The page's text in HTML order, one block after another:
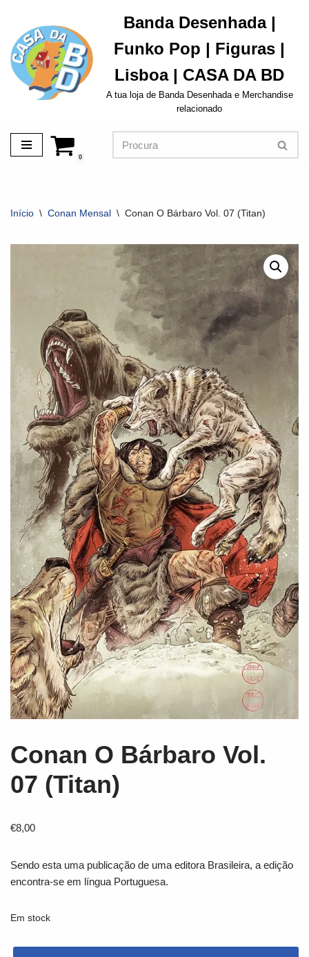
Avançar
para
o
conteúdo
Banda Desenhada |
Funko Pop | Figuras |
Lisboa | CASA DA BD
A tua loja de Banda Desenhada e Merchandise
relacionado
0
Início \ Conan Mensal \ Conan O Bárbaro Vol. 07 (Titan)
Conan O Bárbaro Vol.
07 (Titan)
€8,00
Sendo esta uma publicação de uma editora Brasileira, a edição
encontra-se em língua Portuguesa.
Em stock